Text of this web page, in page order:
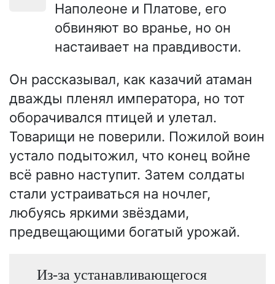
Наполеоне и Платове, его
обвиняют во вранье, но он
настаивает на правдивости.
Он рассказывал, как казачий атаман
дважды пленял императора, но тот
оборачивался птицей и улетал.
Товарищи не поверили. Пожилой воин
устало подытожил, что конец войне
всё равно наступит. Затем солдаты
стали устраиваться на ночлег,
любуясь яркими звёздами,
предвещающими богатый урожай.
Из-за устанавливающегося